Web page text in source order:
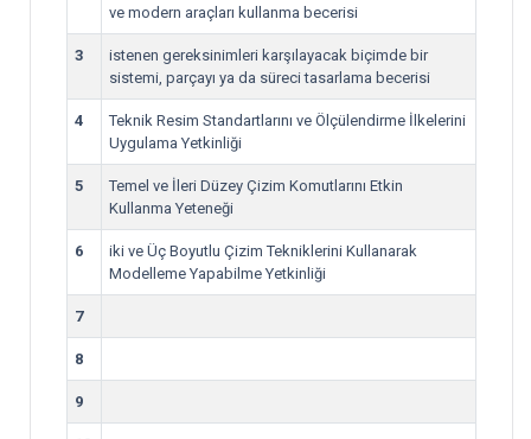
ve modern araçları kullanma becerisi
3
istenen gereksinimleri karşılayacak biçimde bir
sistemi, parçayı ya da süreci tasarlama becerisi
4
Teknik Resim Standartlarını ve Ölçülendirme İlkelerini
Uygulama Yetkinliği
5
Temel ve İleri Düzey Çizim Komutlarını Etkin
Kullanma Yeteneği
6
iki ve Üç Boyutlu Çizim Tekniklerini Kullanarak
Modelleme Yapabilme Yetkinliği
7
8
9